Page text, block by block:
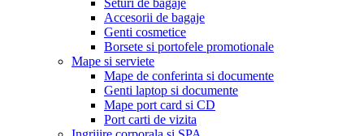
Accesorii de bagaje
Genti cosmetice
Borsete si portofele promotionale
Mape si serviete
Mape de conferinta si documente
Genti laptop si documente
Mape port card si CD
Port carti de vizita